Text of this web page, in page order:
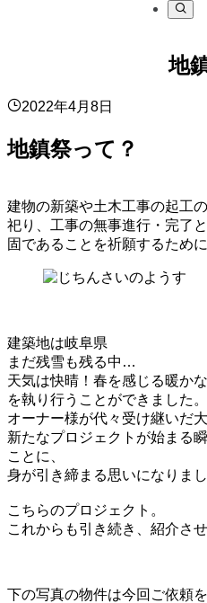
地
2022年4月8日
地鎮祭って？
建物の新築や土木工事の起工
祀り、工事の無事進行・完了
固であることを祈願するため
建築地は岐阜県
まだ残雪も残る中…
天気は快晴！春を感じる暖か
を執り行うことができました。
オーナー様が代々受け継いだ
新たなプロジェクトが始まる
ことに、
身が引き締まる思いになりまし
こちらのプロジェクト。
これからも引き続き、紹介さ
下の写真の物件は今回ご依頼